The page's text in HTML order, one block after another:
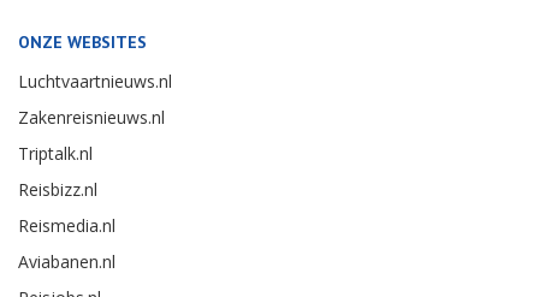
ONZE WEBSITES
Luchtvaartnieuws.nl
Zakenreisnieuws.nl
Triptalk.nl
Reisbizz.nl
Reismedia.nl
Aviabanen.nl